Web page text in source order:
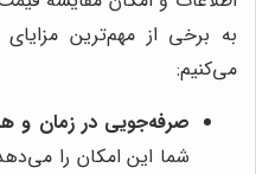
به برخی از مهم‌ترین مزایای
می‌کنیم:
صرفه‌جویی در زمان و
شما این امکان را